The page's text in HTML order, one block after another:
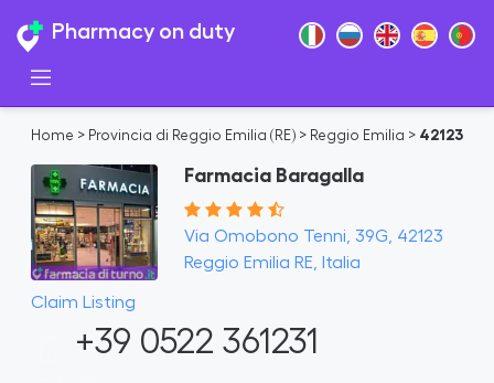
Pharmacy on duty
Home > Provincia di Reggio Emilia (RE) > Reggio Emilia > 42123
Farmacia Baragalla
Via Omobono Tenni, 39G, 42123
Reggio Emilia RE, Italia
Claim Listing
+39 0522 361231